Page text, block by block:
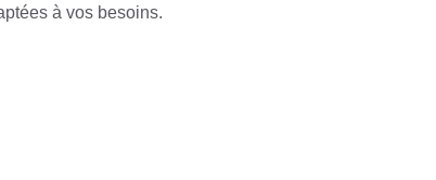
à vos besoins.